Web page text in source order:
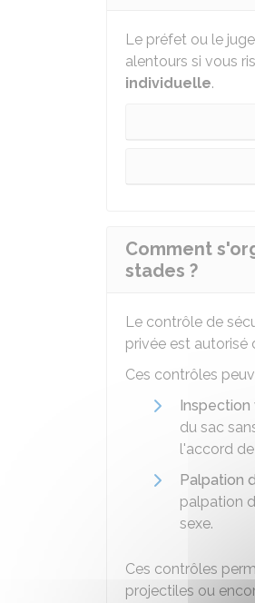
Le préfet ou le
alentours si vous
individuelle.
Comment
stades ?
Le contrôle de
privée est autorisé
Ces contrôles
Inspection
du sac
l'accord
Palpation
palpation
sexe.
Ces contrôles
projectiles ou